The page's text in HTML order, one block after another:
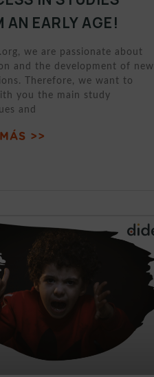
AN EARLY AGE!
we are passionate about
and the development of new
Therefore, we want to
you the main study
and
>>